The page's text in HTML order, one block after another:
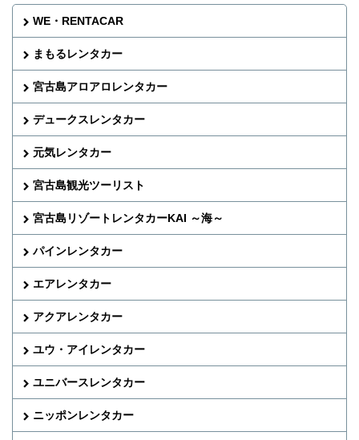
WE・RENTACAR
まもるレンタカー
宮古島アロアロレンタカー
デュークスレンタカー
元気レンタカー
宮古島観光ツーリスト
宮古島リゾートレンタカーKAI ～海～
パインレンタカー
エアレンタカー
アクアレンタカー
ユウ・アイレンタカー
ユニバースレンタカー
ニッポンレンタカー